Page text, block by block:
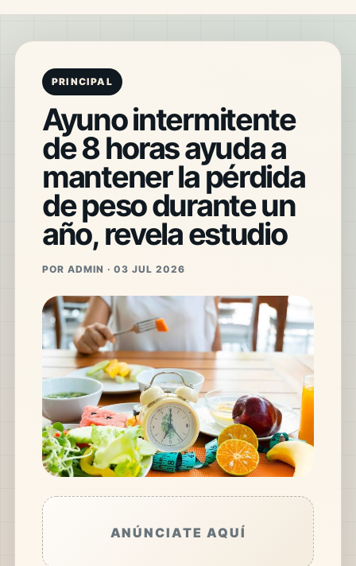
PRINCIPAL
Ayuno intermitente
de 8 horas ayuda a
mantener la pérdida
de peso durante un
año, revela estudio
POR ADMIN · 03 JUL 2026
ANÚNCIATE AQUÍ